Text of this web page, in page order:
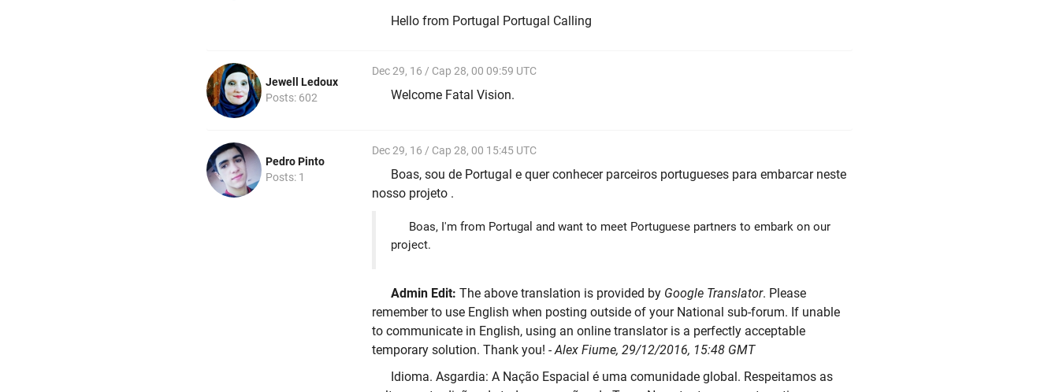
Hello from Portugal Portugal Calling
Jewell Ledoux
Posts: 602
Dec 29, 16 / Cap 28, 00 09:59 UTC
Welcome Fatal Vision.
Pedro Pinto
Posts: 1
Dec 29, 16 / Cap 28, 00 15:45 UTC
Boas, sou de Portugal e quer conhecer parceiros portugueses para embarcar neste
nosso projeto .
Boas, I'm from Portugal and want to meet Portuguese partners to embark on our
project.
Admin Edit: The above translation is provided by Google Translator. Please
remember to use English when posting outside of your National sub-forum. If unable
to communicate in English, using an online translator is a perfectly acceptable
temporary solution. Thank you! - Alex Fiume, 29/12/2016, 15:48 GMT
Idioma. Asgardia: A Nação Espacial é uma comunidade global. Respeitamos as